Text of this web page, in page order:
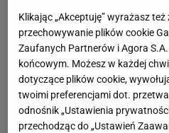
Klikając „Akceptuję” wyrażasz
przechowywanie plików cookie
Zaufanych Partnerów i Agora
końcowym. Możesz w każdej
dotyczące plików cookie,
twoimi preferencjami dot.
odnośnik „Ustawienia
przechodząc do „Ustawień